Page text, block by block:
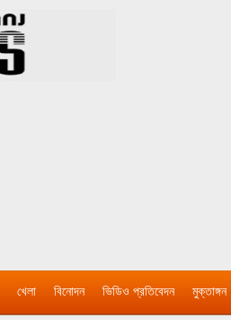
খেলা বিনোদন ভিডিও প্রতিবেদন মুক্তাঙ্গন